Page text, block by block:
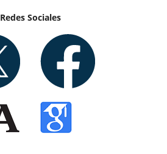
Redes Sociales